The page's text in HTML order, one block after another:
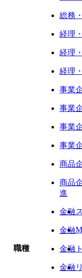
職種
総務
経理
経理
経理
事業
事業
事業
事業
商品
商品
進
金融
金融
金融
金融